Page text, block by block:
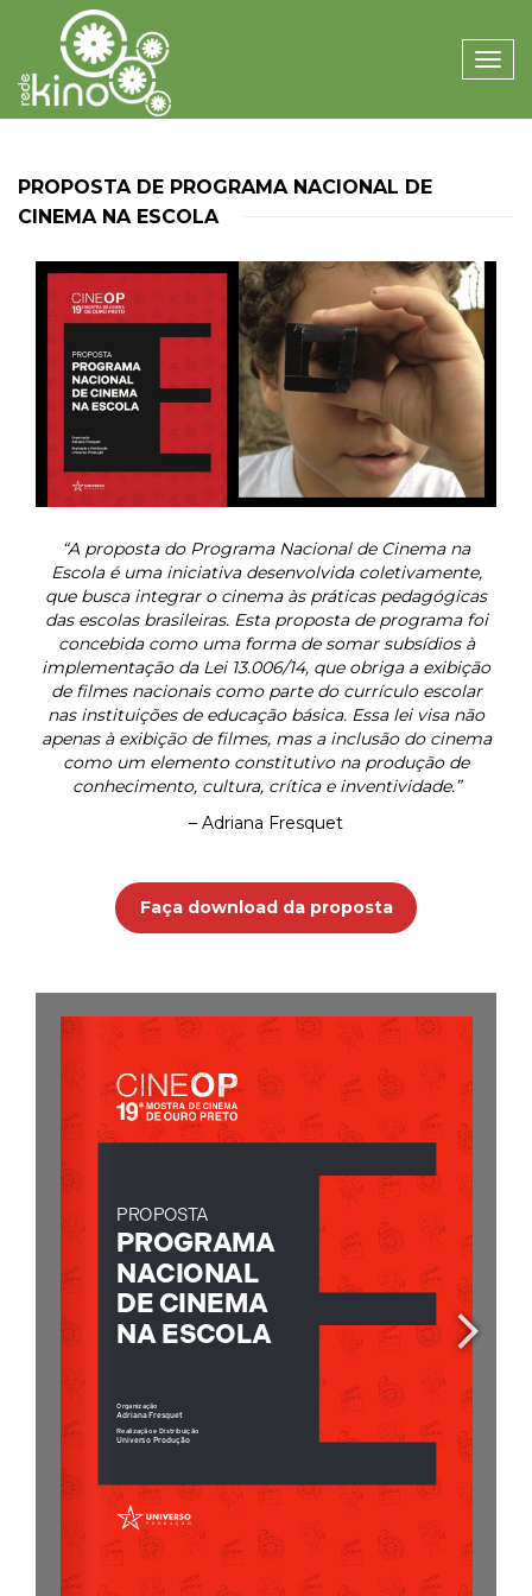
Toggle
PROPOSTA DE PROGRAMA NACIONAL DE
CINEMA NA ESCOLA
“A proposta do Programa Nacional de Cinema na
Escola é uma iniciativa desenvolvida coletivamente,
que busca integrar o cinema às práticas pedagógicas
das escolas brasileiras. Esta proposta de programa foi
concebida como uma forma de somar subsídios à
implementação da Lei 13.006/14, que obriga a exibição
de filmes nacionais como parte do currículo escolar
nas instituições de educação básica. Essa lei visa não
apenas à exibição de filmes, mas a inclusão do cinema
como um elemento constitutivo na produção de
conhecimento, cultura, crítica e inventividade.”
– Adriana Fresquet
Faça download da proposta